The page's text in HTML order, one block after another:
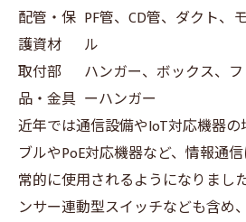
配管・保
護資材
PF管、CD管、ダクト、
ル
取付部
品・金具
ハンガー、ボックス、フ
ーハンガー
近年では通信設備やIoT対応機器の
ブルやPoE対応機器など、情報通
常的に使用されるようになりまし
ンサー連動型スイッチなども含め